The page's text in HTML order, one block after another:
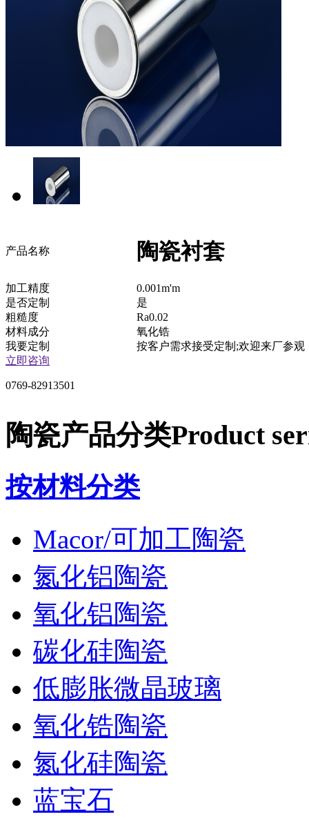
产品名称 陶瓷衬套
加工精度
0.001m'm
是否定制
是
粗糙度
Ra0.02
材料成分
氧化锆
我要定制
按客户需求接受定制;欢迎来厂参观
立即咨询
0769-82913501
陶瓷产品分类Product
按材料分类
Macor/可加工陶瓷
氮化铝陶瓷
氧化铝陶瓷
碳化硅陶瓷
低膨胀微晶玻璃
氧化锆陶瓷
氮化硅陶瓷
蓝宝石